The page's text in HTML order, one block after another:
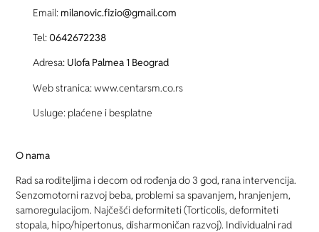
Email: milanovic.fizio@gmail.com
Tel: 0642672238
Adresa: Ulofa Palmea 1 Beograd
Web stranica: www.centarsm.co.rs
Usluge: plaćene i besplatne
O nama
Rad sa roditeljima i decom od rođenja do 3 god, rana intervencija.
Senzomotorni razvoj beba, problemi sa spavanjem, hranjenjem,
samoregulacijom. Najčešći deformiteti (Torticolis, deformiteti
stopala, hipo/hipertonus, disharmoničan razvoj). Individualni rad